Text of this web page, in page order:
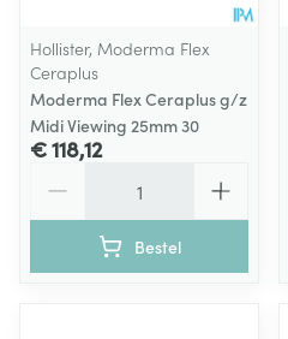
Hollister, Moderma Flex
Ceraplus
Moderma Flex Ceraplus g/z
Midi Viewing 25mm 30
€ 118,12
Bestel